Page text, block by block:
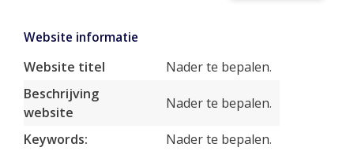
Website informatie
Website titel
Nader te bepalen.
Beschrijving
website
Nader te bepalen.
Keywords: Nader te bepalen.